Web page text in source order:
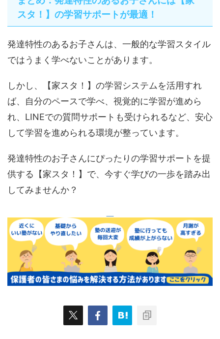
スタ！】の学習サポートが最適！
発達特性のあるお子さんは、一般的な学習スタイル
ではうまく学べないことがあります。
しかし、【家スタ！】の学習システムを活用すれ
ば、自分のペースで学べ、視覚的に学習が進めら
れ、LINEでの質問サポートも受けられるなど、安心
して学習を進められる環境が整っています。
発達特性のお子さんにぴったりの学習サポートを提
供する【家スタ！】で、今すぐ学びの一歩を踏み出
してみませんか？